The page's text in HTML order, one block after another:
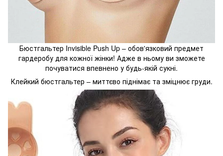
Бюстгальтер Invisible Push Up – обов'язковий предмет
гардеробу для кожної жінки! Адже в ньому ви зможете
почуватися впевнено у будь-якій сукні.
Клейкий бюстгальтер – миттєво піднімає та зміцнює груди.